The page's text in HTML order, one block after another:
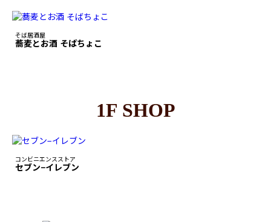
そば居酒屋
蕎麦とお酒 そばちょこ
1F SHOP
コンビニエンスストア
セブン−イレブン